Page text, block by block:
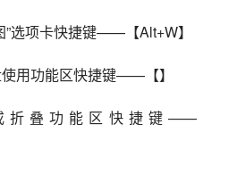
”选项卡快捷键——【Alt+W】
用功能区快捷键——【】
折叠功能区快捷键——